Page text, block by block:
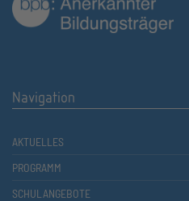
Navigation
AKTUELLES
PROGRAMM
SCHULANGEBOTE